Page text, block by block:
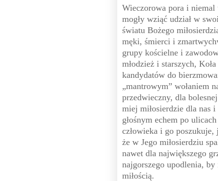
Wieczorowa pora i niemal
mogły wziąć udział w
światu Bożego
męki, śmierci i
grupy kościelne i
młodzież i starszych,
kandydatów do
„mantrowym” wołaniem
przedwieczny, dla
miej miłosierdzie dla nas i
głośnym echem po
człowieka i go
że w Jego miłosierdziu
nawet dla największego
najgorszego upodlenia,
miłością.